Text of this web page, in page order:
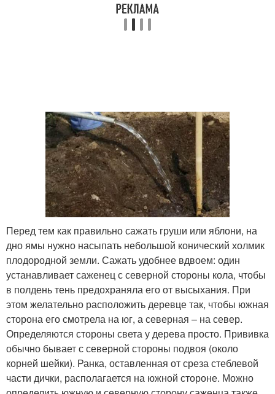
Перед тем как правильно сажать груши или яблони, на
дно ямы нужно насыпать небольшой конический холмик
плодородной земли. Сажать удобнее вдвоем: один
устанавливает саженец с северной стороны кола, чтобы
в полдень тень предохраняла его от высыхания. При
этом желательно расположить деревце так, чтобы южная
сторона его смотрела на юг, а северная – на север.
Определяются стороны света у дерева просто. Прививка
обычно бывает с северной стороны подвоя (около
корней шейки). Ранка, оставленная от среза стеблевой
части дички, располагается на южной стороне. Можно